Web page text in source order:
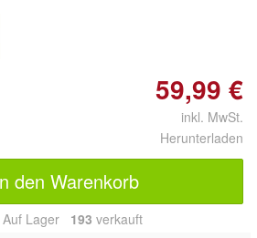
59,99 €
inkl. MwSt.
Herunterladen
den Warenkorb
Auf Lager 193 verkauft